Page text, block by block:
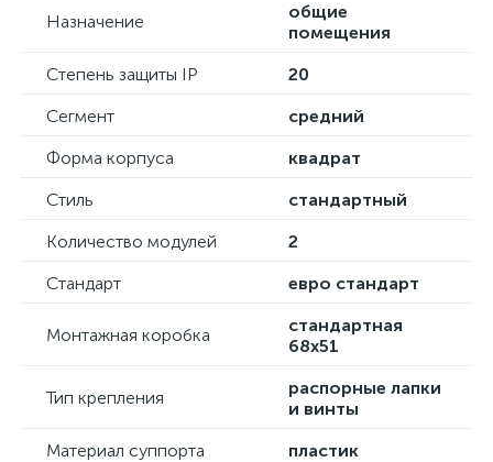
Назначение
общие
помещения
Степень защиты IP
20
Сегмент
средний
Форма корпуса
квадрат
Стиль
стандартный
Количество модулей
2
Стандарт
евро стандарт
Монтажная коробка
стандартная
68х51
Тип крепления
распорные лапки
и винты
Материал суппорта
пластик